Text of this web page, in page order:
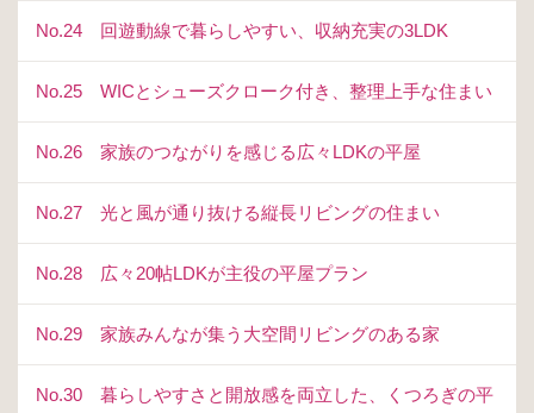
No.24 回遊動線で暮らしやすい、収納充実の3LDK
No.25 WICとシューズクローク付き、整理上手な住まい
No.26 家族のつながりを感じる広々LDKの平屋
No.27 光と風が通り抜ける縦長リビングの住まい
No.28 広々20帖LDKが主役の平屋プラン
No.29 家族みんなが集う大空間リビングのある家
No.30 暮らしやすさと開放感を両立した、くつろぎの平